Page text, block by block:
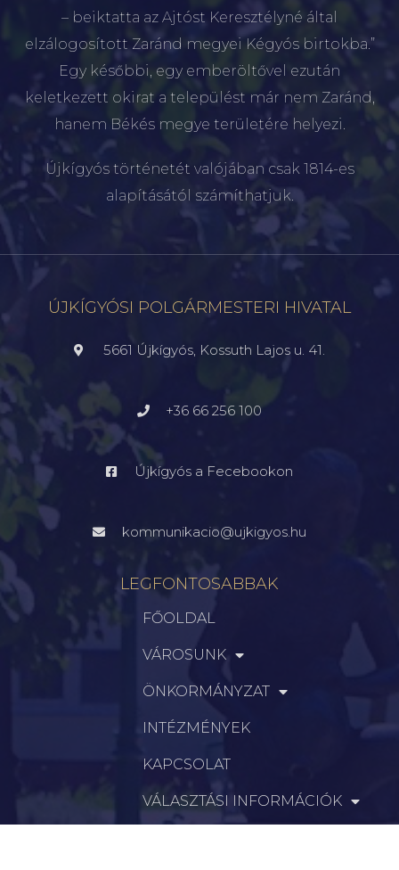
– beiktatta az Ajtóst Keresztélyné által
elzálogosított Zaránd megyei Kégyós birtokba.”
Egy későbbi, egy emberöltővel ezután
keletkezett okirat a települést már nem Zaránd,
hanem Békés megye területére helyezi.
Újkígyós történetét valójában csak 1814-es
alapításától számíthatjuk.
ÚJKÍGYÓSI POLGÁRMESTERI HIVATAL
5661 Újkígyós, Kossuth Lajos u. 41.
+36 66 256 100
Újkígyós a Fecebookon
kommunikacio@ujkigyos.hu
LEGFONTOSABBAK
FŐOLDAL
VÁROSUNK
ÖNKORMÁNYZAT
INTÉZMÉNYEK
KAPCSOLAT
VÁLASZTÁSI INFORMÁCIÓK